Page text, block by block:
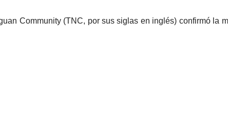
Community (TNC, por sus siglas en inglés) confirmó la